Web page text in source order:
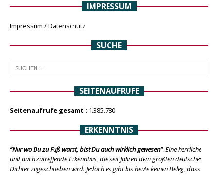
IMPRESSUM
Impressum / Datenschutz
SUCHE
SEITENAUFRUFE
Seitenaufrufe gesamt : 1.385.780
ERKENNTNIS
“Nur wo Du zu Fuß warst, bist Du auch wirklich gewesen”.Eine herrliche
und auch zutreffende Erkenntnis, die seit Jahren dem größten deutscher
Dichter zugeschrieben wird. Jedoch es gibt bis heute keinen Beleg, dass